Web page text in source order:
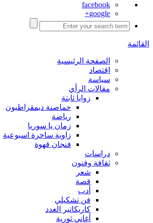
facebook
google+
القائمة
الصفحة الرئيسية
اقتصاد
سياسة
مقالات الرأي
زوايا ثابتة
حماصنة ديمقراطيون
رياضة
زمان يا سوريا
زاوية ساخرة اسبوعية
فنجان قهوة
دراسات
ثقافة وفنون
شعر
قصة
أدب
فن تشكيلي
كاريكاتير العدد
أغاني ثورية